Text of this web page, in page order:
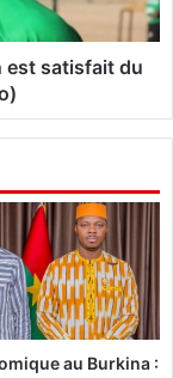
est satisfait du
au Burkina :